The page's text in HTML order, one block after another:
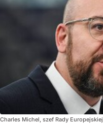
Charles Michel, szef Rady Europejskiej